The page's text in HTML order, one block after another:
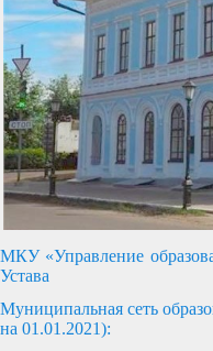
МКУ «Управление
Устава
Муниципальная сеть
на 01.01.2021):